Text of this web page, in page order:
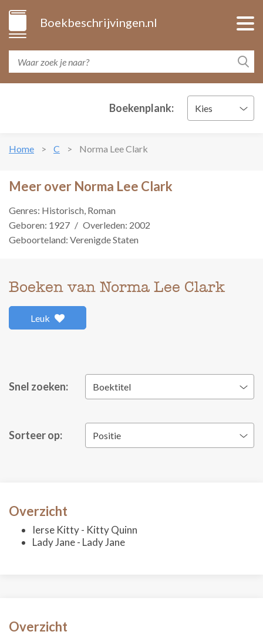
Boekbeschrijvingen.nl
Boekenplank: Kies
Home C Norma Lee Clark
Meer over Norma Lee Clark
Genres: Historisch, Roman
Geboren: 1927 / Overleden: 2002
Geboorteland: Verenigde Staten
Boeken van Norma Lee Clark
Leuk
Snel zoeken: Boektitel
Sorteer op: Positie
Overzicht
Ierse Kitty - Kitty Quinn
Lady Jane - Lady Jane
Overzicht